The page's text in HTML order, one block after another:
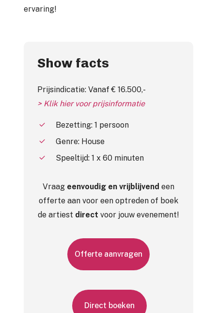
ervaring!
Show facts
Prijsindicatie: Vanaf € 16.500,-
> Klik hier voor prijsinformatie
Bezetting: 1 persoon
Genre: House
Speeltijd: 1 x 60 minuten
Vraag eenvoudig en vrijblijvend een
offerte aan voor een optreden of boek
de artiest direct voor jouw evenement!
Offerte aanvragen
Direct boeken